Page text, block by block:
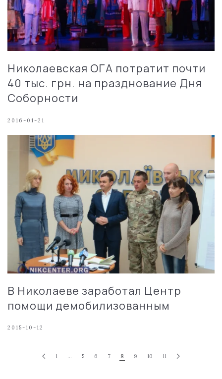
Николаевская ОГА потратит почти
40 тыс. грн. на празднование Дня
Соборности
2016-01-21
В Николаеве заработал Центр
помощи демобилизованным
2015-10-12
1 … 5 6 7 8 9 10 11